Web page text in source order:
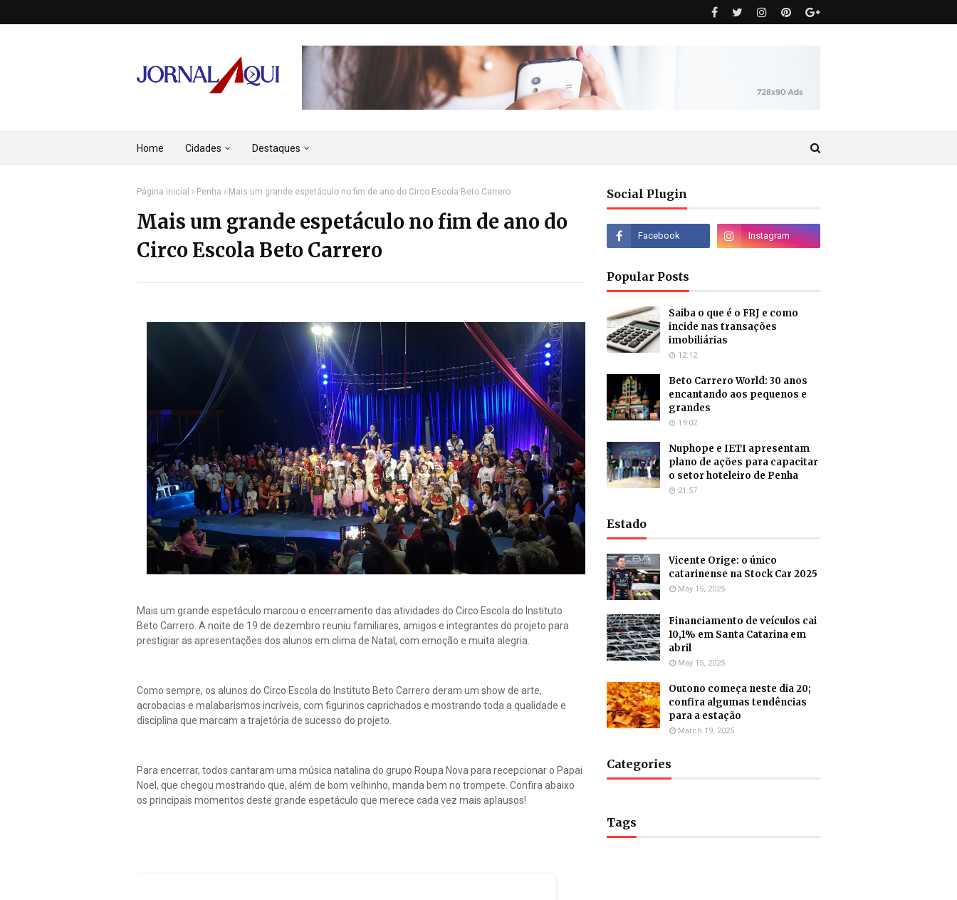
Home Cidades Destaques
Página inicial Penha Mais um grande espetáculo no fim de ano do Circo Escola Beto Carrero
Mais um grande espetáculo no fim de ano do
Circo Escola Beto Carrero
Mais um grande espetáculo marcou o encerramento das atividades do Circo Escola do Instituto
Beto Carrero. A noite de 19 de dezembro reuniu familiares, amigos e integrantes do projeto para
prestigiar as apresentações dos alunos em clima de Natal, com emoção e muita alegria.
Como sempre, os alunos do Circo Escola do Instituto Beto Carrero deram um show de arte,
acrobacias e malabarismos incríveis, com figurinos caprichados e mostrando toda a qualidade e
disciplina que marcam a trajetória de sucesso do projeto.
Para encerrar, todos cantaram uma música natalina do grupo Roupa Nova para recepcionar o Papai
Noel, que chegou mostrando que, além de bom velhinho, manda bem no trompete. Confira abaixo
os principais momentos deste grande espetáculo que merece cada vez mais aplausos!
Social Plugin
Popular Posts
Saiba o que é o FRJ e como
incide nas transações
imobiliárias
12:12
Beto Carrero World: 30 anos
encantando aos pequenos e
grandes
19:02
Nuphope e IETI apresentam
plano de ações para capacitar
o setor hoteleiro de Penha
21:57
Estado
Vicente Orige: o único
catarinense na Stock Car 2025
May 15, 2025
Financiamento de veículos cai
10,1% em Santa Catarina em
abril
May 15, 2025
Outono começa neste dia 20;
confira algumas tendências
para a estação
March 19, 2025
Categories
Tags